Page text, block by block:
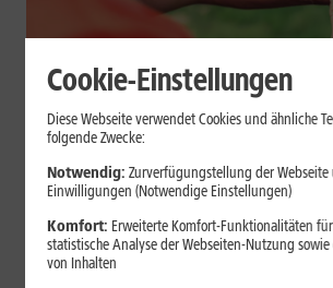
Geräte & Hardware
Smartwatch beim Sport:
unterstützt sie Dein
Eine Smartwatch macht Belastung, Tempo
sichtbar. Erfahre, wie Du Pulsmessung,
Cookie-Einstellungen
Diese Webseite verwendet Cookies und ähnliche
folgende Zwecke:
Notwendig: Zurverfügungstellung der
Einwilligungen (Notwendige Einstellungen)
Komfort: Erweiterte Komfort-Funktionalitäten
statistische Analyse der Webseiten-Nutzung
von Inhalten